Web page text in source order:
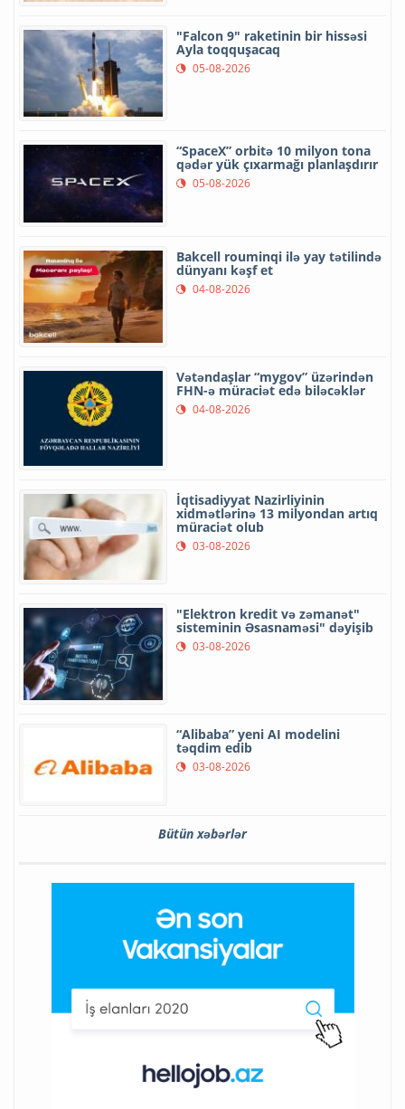
"Falcon 9" raketinin bir hissəsi
Ayla toqquşacaq
05-08-2026
“SpaceX” orbitə 10 milyon tona
qədər yük çıxarmağı planlaşdırır
05-08-2026
Bakcell rouminqi ilə yay tətilində
dünyanı kəşf et
04-08-2026
Vətəndaşlar “mygov” üzərindən
FHN-ə müraciət edə biləcəklər
04-08-2026
İqtisadiyyat Nazirliyinin
xidmətlərinə 13 milyondan artıq
müraciət olub
03-08-2026
"Elektron kredit və zəmanət"
sisteminin Əsasnaməsi" dəyişib
03-08-2026
“Alibaba” yeni AI modelini
təqdim edib
03-08-2026
Bütün xəbərlər